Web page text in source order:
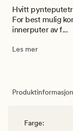
Hvitt
For best mulig
innerputer av f...
Les mer
Produktinformasjon
Farge: